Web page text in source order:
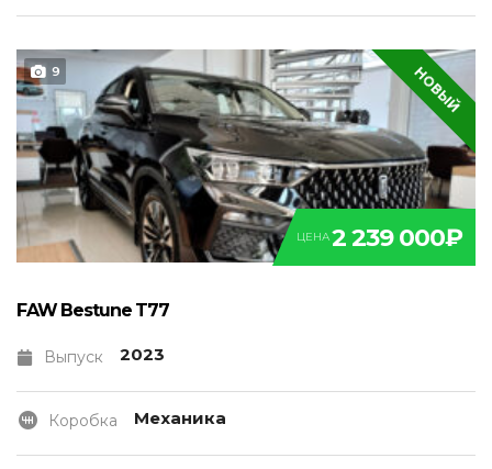
9 НОВЫЙ
ЦЕНА2 239 000₽
FAW Bestune T77
Выпуск 2023
Коробка Механика